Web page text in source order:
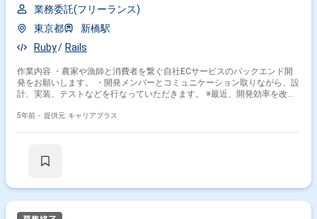
業務委託(フリーランス)
東京都
新橋駅
Ruby
Rails
作業内容 ・農家や漁師と消費者を繋ぐ自社ECサービスのバックエンド開
発をお願いします。 ・開発メンバーとコミュニケーション取りながら、設
計、実装、テストなどを行なっていただきます。 ※最近、開発効率を改善
5年前・ 提供元: キャリアプラス
サーバーサイドエンジニア
フロントエンドエンジニア
スマホアプリエンジニア